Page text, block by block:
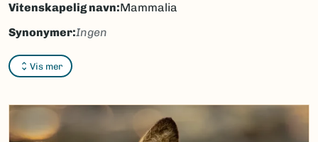
Vis mer
Vitenskapelig navn:Mammalia
Synonymer:Ingen
Bokmål:pattedyr
Nynorsk:pattedyr
Nordsamisk/Davvisámegiella:njiččehasat
Vitenskapelig navn ID:293